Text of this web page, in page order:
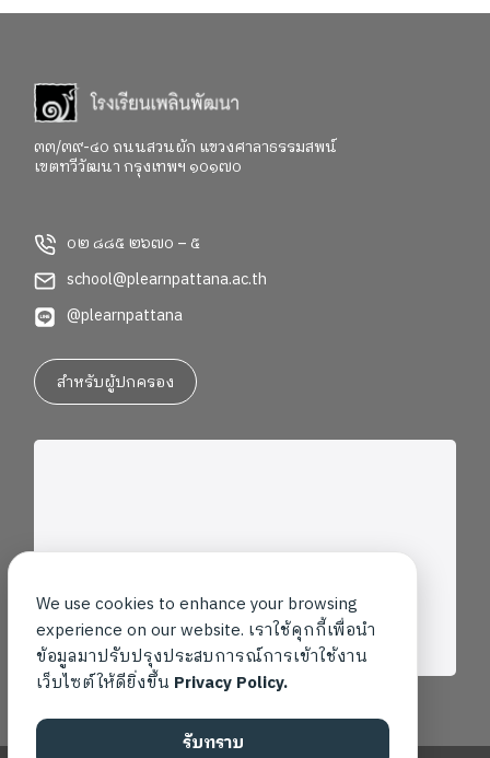
๓๓/๓๙-๔๐ ถนนสวนผัก แขวงศาลาธรรมสพน์
เขตทวีวัฒนา กรุงเทพฯ ๑๐๑๗๐
๐๒ ๘๘๕ ๒๖๗๐ – ๕
school@plearnpattana.ac.th
@plearnpattana
สำหรับผู้ปกครอง
We use cookies to enhance your browsing
experience on our website. เราใช้คุกกี้เพื่อนำ
ข้อมูลมาปรับปรุงประสบการณ์การเข้าใช้งาน
เว็บไซต์ให้ดียิ่งขึ้น Privacy Policy.
รับทราบ